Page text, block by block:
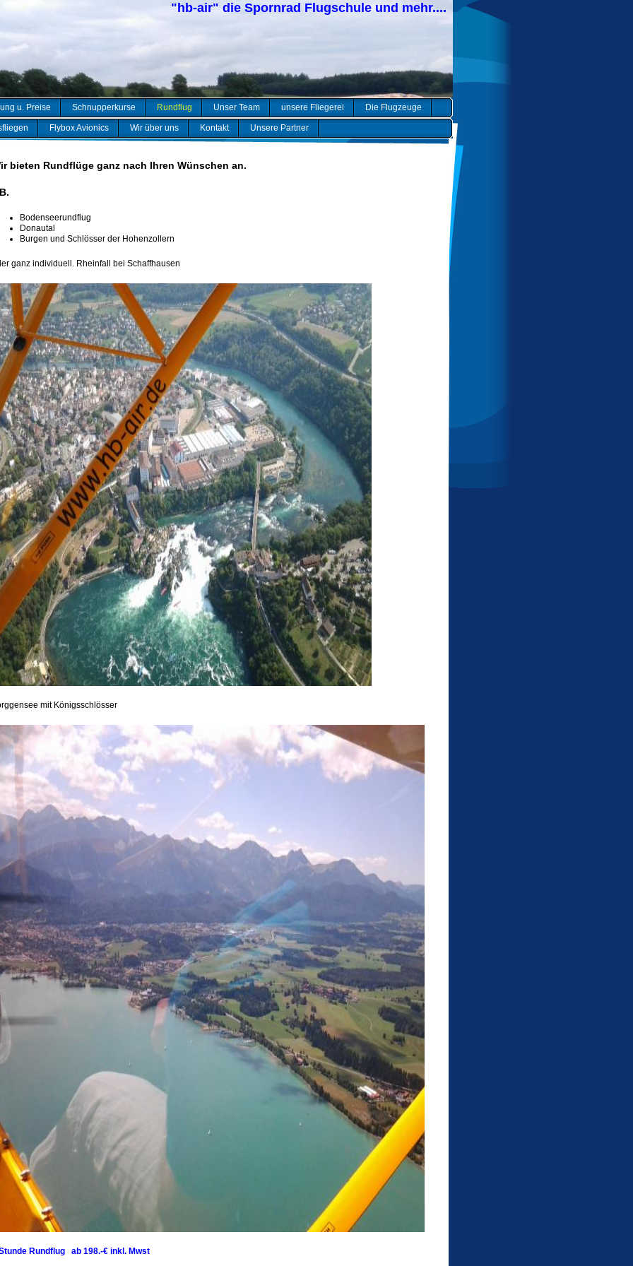
"hb-air" die Spornrad Flugschule und mehr....
u. Preise Schnupperkurse Rundflug Unser Team unsere Fliegerei Die Flugzeuge
Flybox Avionics Wir über uns Kontakt Unsere Partner
bieten Rundflüge ganz nach Ihren Wünschen an.
Bodenseerundflug
Donautal
Burgen und Schlösser der Hohenzollern
ganz individuell. Rheinfall bei Schaffhausen
mit Königsschlösser
Rundflug ab 198.-€ inkl. Mwst